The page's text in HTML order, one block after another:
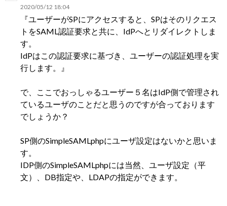
2020/05/12 18:04
『ユーザーがSPにアクセスすると、SPはそのリクエス
トをSAML認証要求と共に、IdPへとリダイレクトしま
す。
IdPはこの認証要求に基づき、ユーザーの認証処理を実
行します。』
で、ここでおっしゃるユーザー５名はIdP側で管理され
ているユーザのことだと思うのですが合っております
でしょうか？
SP側のSimpleSAMLphpにユーザ設定はないかと思いま
す。
IDP側のSimpleSAMLphpには当然、ユーザ設定（平
文）、DB指定や、LDAPの指定ができます。